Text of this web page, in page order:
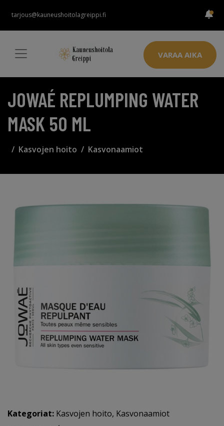
tarjous@kauneushoitolagreippi.fi
VARAA AIKA
JOWAÉ REPLUMPING WATER
MASK 50 ML
Kasvojen hoito Kasvonaamiot
Kategoriat: Kasvojen hoito, Kasvonaamiot